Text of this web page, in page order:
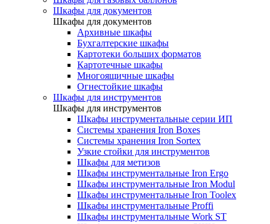
Шкафы для документов
Шкафы для документов
Архивные шкафы
Бухгалтерские шкафы
Картотеки больших форматов
Картотечные шкафы
Многоящичные шкафы
Огнестойкие шкафы
Шкафы для инструментов
Шкафы для инструментов
Шкафы инструментальные серии ИП
Системы хранения Iron Boxes
Системы хранения Iron Sortex
Узкие стойки для инструментов
Шкафы для метизов
Шкафы инструментальные Iron Ergo
Шкафы инструментальные Iron Modul
Шкафы инструментальные Iron Toolex
Шкафы инструментальные Proffi
Шкафы инструментальные Work ST